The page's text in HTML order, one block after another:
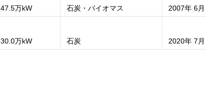
47.5万kW 石炭・バイオマス 2007年 6月
30.0万kW 石炭 2020年 7月